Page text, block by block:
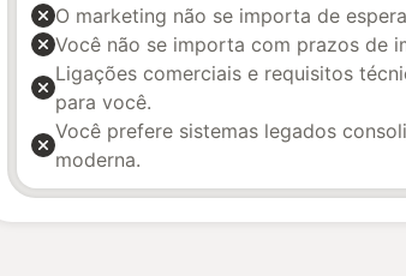
O marketing não se importa de
Você não se importa com prazos de
Ligações comerciais e requisitos
para você.
Você prefere sistemas legados
moderna.